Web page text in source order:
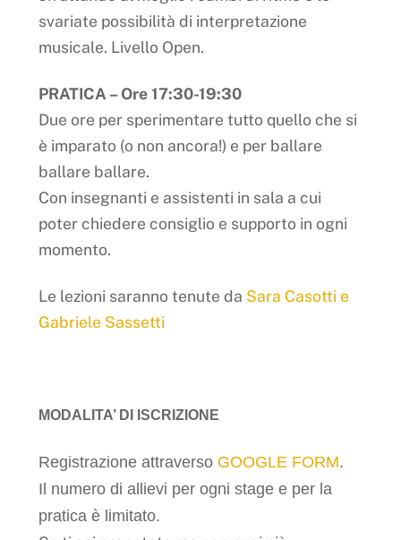
svariate possibilità di interpretazione
musicale. Livello Open.
PRATICA – Ore 17:30-19:30
Due ore per sperimentare tutto quello che si
è imparato (o non ancora!) e per ballare
ballare ballare.
Con insegnanti e assistenti in sala a cui
poter chiedere consiglio e supporto in ogni
momento.
Le lezioni saranno tenute da Sara Casotti e
Gabriele Sassetti
MODALITA’ DI ISCRIZIONE
Registrazione attraverso GOOGLE FORM.
Il numero di allievi per ogni stage e per la
pratica è limitato.